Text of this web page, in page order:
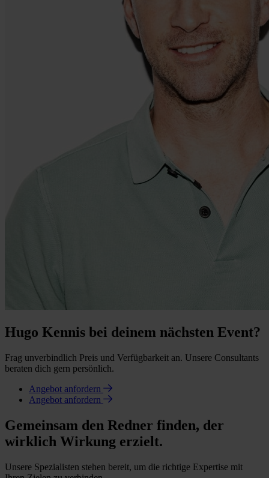
Hugo Kennis bei deinem nächsten Event?
Frag unverbindlich Preis und Verfügbarkeit an. Unsere Consultants
beraten dich gern persönlich.
Angebot anfordern
Angebot anfordern
Gemeinsam den Redner finden, der
wirklich Wirkung erzielt.
Unsere Spezialisten stehen bereit, um die richtige Expertise mit